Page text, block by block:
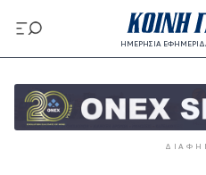
προς
το
περιεχόμενο
ΗΜΕΡΗΣΙΑ
προς
κυρίως